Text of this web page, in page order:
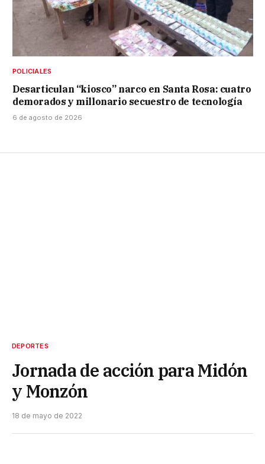
POLICIALES
Desarticulan “kiosco” narco en Santa Rosa: cuatro
demorados y millonario secuestro de tecnología
6 de agosto de 2026
DEPORTES
Jornada de acción para Midón
y Monzón
18 de mayo de 2022